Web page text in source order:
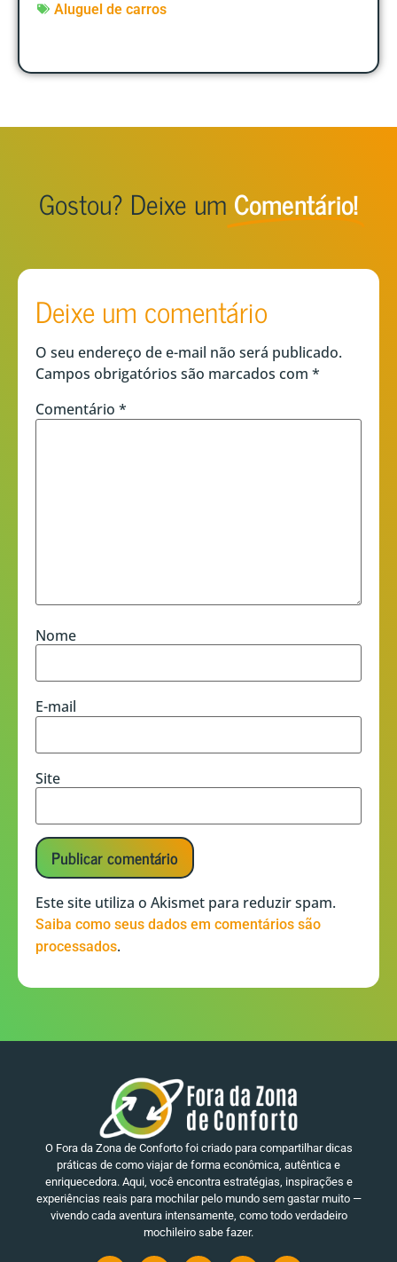
Aluguel de carros
Gostou? Deixe um Comentário!
Deixe um comentário
O seu endereço de e-mail não será publicado.
Campos obrigatórios são marcados com *
Comentário *
Nome
E-mail
Site
Este site utiliza o Akismet para reduzir spam.
Saiba como seus dados em comentários são
processados.
O Fora da Zona de Conforto foi criado para compartilhar dicas
práticas de como viajar de forma econômica, autêntica e
enriquecedora. Aqui, você encontra estratégias, inspirações e
experiências reais para mochilar pelo mundo sem gastar muito —
vivendo cada aventura intensamente, como todo verdadeiro
mochileiro sabe fazer.